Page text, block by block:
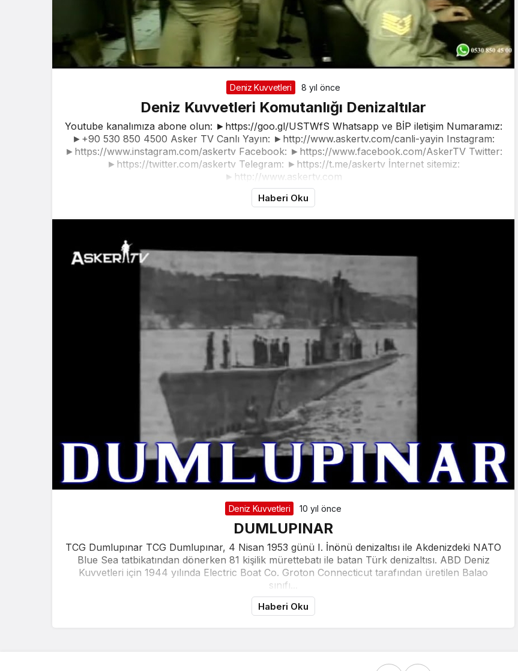
Deniz Kuvvetleri 8 yıl önce
Deniz Kuvvetleri Komutanlığı Denizaltılar
Youtube kanalımıza abone olun: ►https://goo.gl/USTWfS Whatsapp ve BİP iletişim Numaramız:
►+90 530 850 4500 Asker TV Canlı Yayın: ►http://www.askertv.com/canli-yayin Instagram:
►https://www.instagram.com/askertv Facebook: ►https://www.facebook.com/AskerTV Twitter:
►https://twitter.com/askertv Telegram: ►https://t.me/askertv İnternet sitemiz:
►http://www.askertv.com
Haberi Oku
Deniz Kuvvetleri 10 yıl önce
DUMLUPINAR
TCG Dumlupınar TCG Dumlupınar, 4 Nisan 1953 günü I. İnönü denizaltısı ile Akdenizdeki NATO
Blue Sea tatbikatından dönerken 81 kişilik mürettebatı ile batan Türk denizaltısı. ABD Deniz
Kuvvetleri için 1944 yılında Electric Boat Co. Groton Connecticut tarafından üretilen Balao
sınıfı...
Haberi Oku